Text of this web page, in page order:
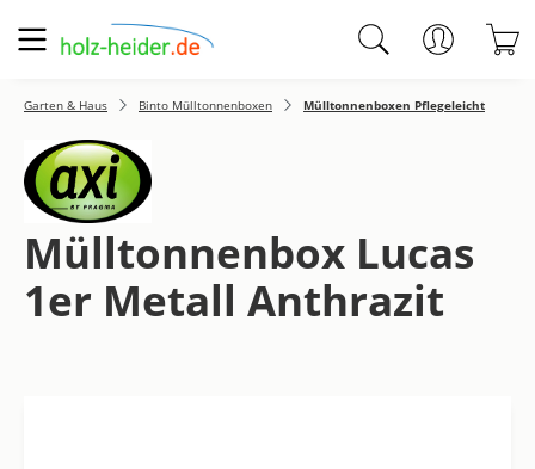
Zum Hauptinhalt springen
Garten & Haus Binto Mülltonnenboxen Mülltonnenboxen Pflegeleicht
Mülltonnenbox Lucas
1er Metall Anthrazit